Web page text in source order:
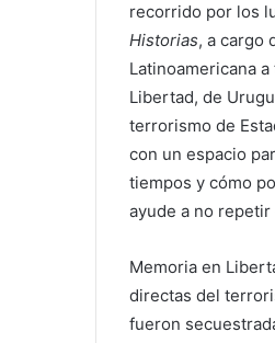
recorrido por los
Historias, a cargo
Latinoamericana
Libertad, de
terrorismo de
con un espacio
tiempos y cómo
ayude a no
Memoria en
directas del
fueron